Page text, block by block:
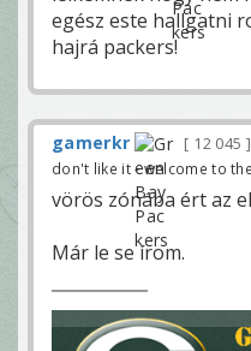
egész este hallgatni
hajrá packers!
gamerkr 12 045
don't like it - welcome to
vörös zónába ért az
Már le se írom.